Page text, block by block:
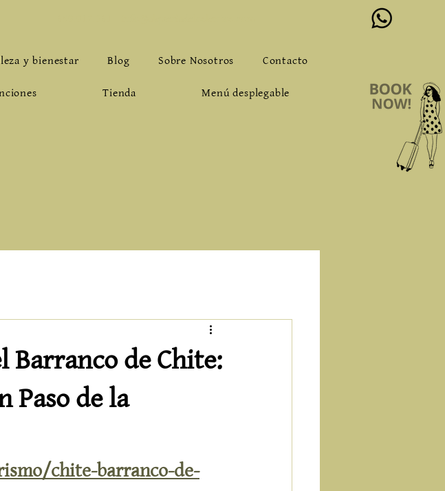
y bienestar Blog Sobre Nosotros Contacto
Tienda Menú desplegable
Barranco de Chite:
Paso de la
chite-barranco-de-